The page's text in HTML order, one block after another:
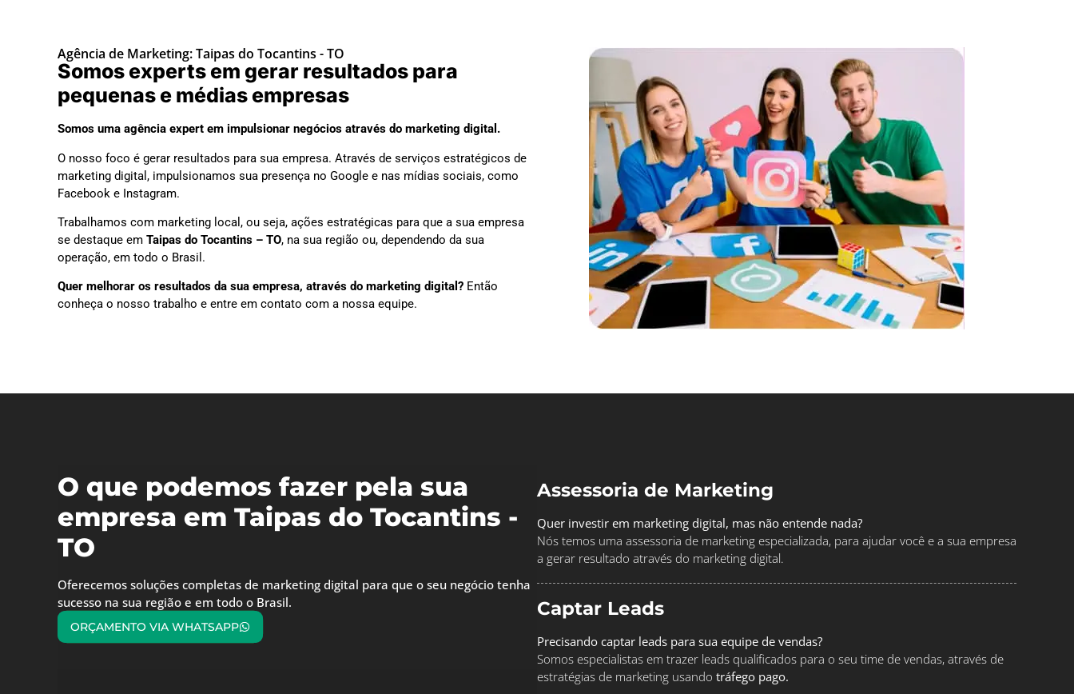
Agência de Marketing: Taipas do Tocantins - TO
Somos experts em gerar resultados para
pequenas e médias empresas
Somos uma agência expert em impulsionar negócios através do marketing digital.
O nosso foco é gerar resultados para sua empresa. Através de serviços estratégicos de
marketing digital, impulsionamos sua presença no Google e nas mídias sociais, como
Facebook e Instagram.
Trabalhamos com marketing local, ou seja, ações estratégicas para que a sua empresa
se destaque em Taipas do Tocantins – TO, na sua região ou, dependendo da sua
operação, em todo o Brasil.
Quer melhorar os resultados da sua empresa, através do marketing digital? Então
conheça o nosso trabalho e entre em contato com a nossa equipe.
O que podemos fazer pela sua
empresa em Taipas do Tocantins -
TO
Oferecemos soluções completas de marketing digital para que o seu negócio tenha
sucesso na sua região e em todo o Brasil.
ORÇAMENTO VIA WHATSAPP
Assessoria de Marketing
Quer investir em marketing digital, mas não entende nada?
Nós temos uma assessoria de marketing especializada, para ajudar você e a sua empresa
a gerar resultado através do marketing digital.
Captar Leads
Precisando captar leads para sua equipe de vendas?
Somos especialistas em trazer leads qualificados para o seu time de vendas, através de
estratégias de marketing usando tráfego pago.